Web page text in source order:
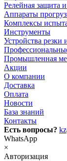
Релейная защита
Аппараты
Комплексы
Инструменты
Устройства резки
Промышленная
Акции
О компании
Доставка
Оплата
Новости
База знаний
Контакты
Есть вопросы?
WhatsApp
×
Авторизация